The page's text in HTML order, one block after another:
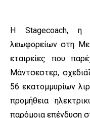
Η Stagecoach, η
λεωφορείων στη
εταιρείες που
Μάντσεστερ,
56 εκατομμυρίων
προμήθεια
παρόμοια επένδυση